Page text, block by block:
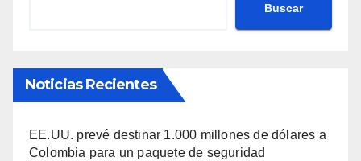
Buscar
Noticias Recientes
EE.UU. prevé destinar 1.000 millones de dólares a
Colombia para un paquete de seguridad